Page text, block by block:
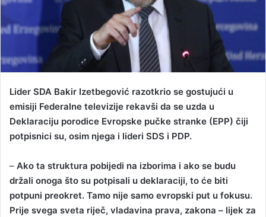
Lider SDA Bakir Izetbegović razotkrio se gostujući u
emisiji Federalne televizije rekavši da se uzda u
Deklaraciju porodice Evropske pučke stranke (EPP) čiji
potpisnici su, osim njega i lideri SDS i PDP.
– Ako ta struktura pobijedi na izborima i ako se budu
držali onoga što su potpisali u deklaraciji, to će biti
potpuni preokret. Tamo nije samo evropski put u fokusu.
Prije svega sveta riječ, vladavina prava, zakona – lijek za